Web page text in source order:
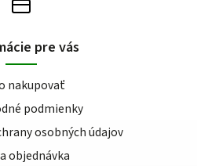
pre vás
nakupovať
podmienky
osobných údajov
objednávka